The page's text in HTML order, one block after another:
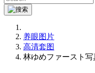
养眼图片
高清套图
林ゆめファースト